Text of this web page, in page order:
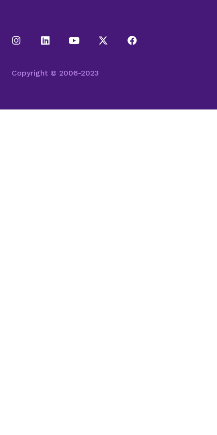
Copyright © 2006-2023